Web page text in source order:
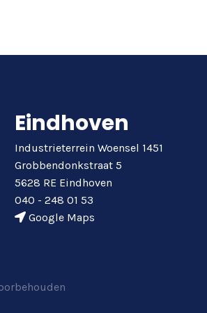
Eindhoven
Industrieterrein Woensel 1451
Grobbendonkstraat 5
5628 RE Eindhoven
040 - 248 01 53
Google Maps